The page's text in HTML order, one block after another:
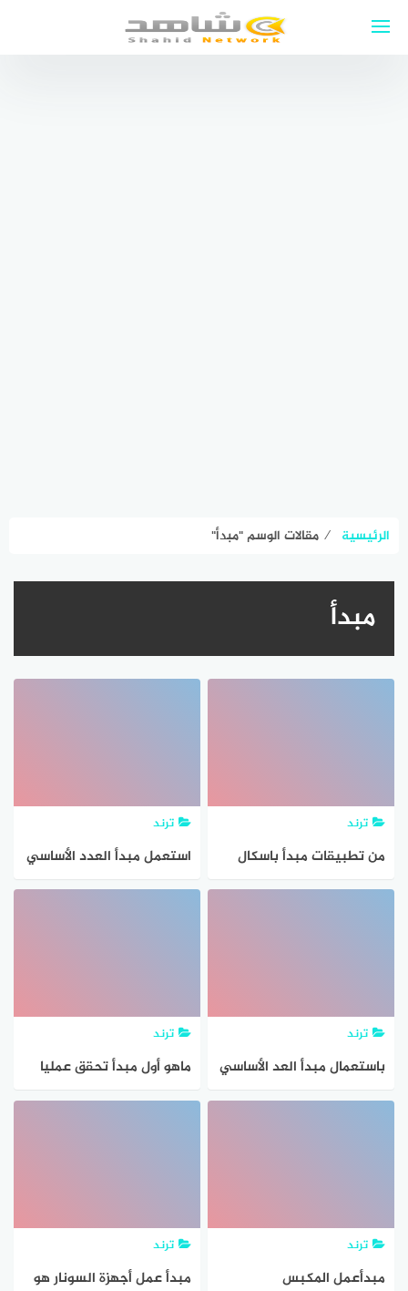
الرئيسية ⁄ مقالات الوسم "مبدأ"
مبدأ
ترند
من تطبيقات مبدأ باسكال
ترند
استعمل مبدأ العدد الأساسي
لتجد عدد النواتج الممكنة
ترند
باستعمال مبدأ العد الأساسي
رمي قطعة نقود ثلاث مرات
ترند
ماهو أول مبدأ تحقق عمليا
فى مجتمع المدينة بعد
ترند
مبدأعمل المكبس
ترند
مبدأ عمل أجهزة السونار هو